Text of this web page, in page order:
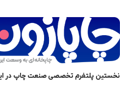
نخستین پلتفرم تخصصی صنعت چاپ در